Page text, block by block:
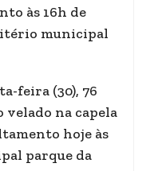
às 16h de
municipal
feira (30), 76
velado na capela
hoje às
parque da